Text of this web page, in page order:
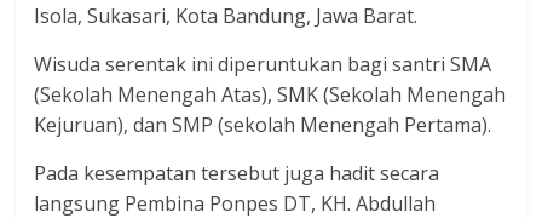
Isola, Sukasari, Kota Bandung, Jawa Barat.
Wisuda serentak ini diperuntukan bagi santri SMA
(Sekolah Menengah Atas), SMK (Sekolah Menengah
Kejuruan), dan SMP (sekolah Menengah Pertama).
Pada kesempatan tersebut juga hadit secara
langsung Pembina Ponpes DT, KH. Abdullah